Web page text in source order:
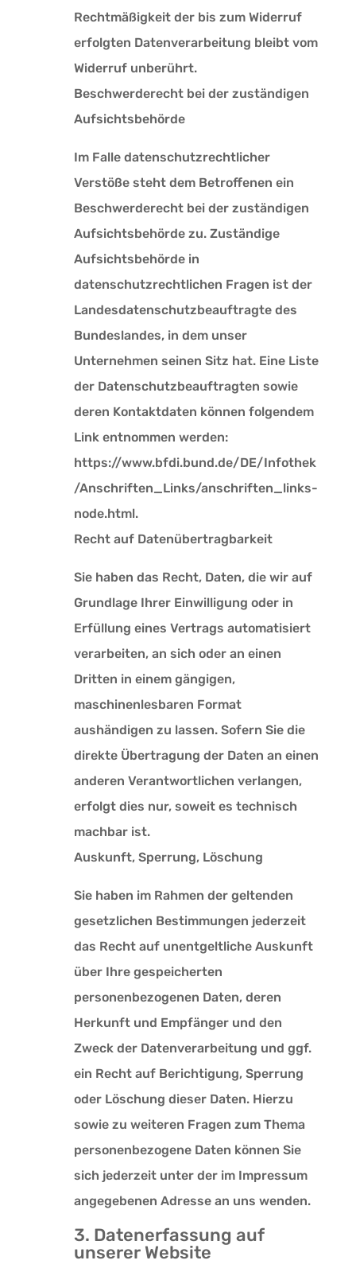
Rechtmäßigkeit der bis zum Widerruf
erfolgten Datenverarbeitung bleibt vom
Widerruf unberührt.
Beschwerderecht bei der zuständigen
Aufsichtsbehörde
Im Falle datenschutzrechtlicher
Verstöße steht dem Betroffenen ein
Beschwerderecht bei der zuständigen
Aufsichtsbehörde zu. Zuständige
Aufsichtsbehörde in
datenschutzrechtlichen Fragen ist der
Landesdatenschutzbeauftragte des
Bundeslandes, in dem unser
Unternehmen seinen Sitz hat. Eine Liste
der Datenschutzbeauftragten sowie
deren Kontaktdaten können folgendem
Link entnommen werden:
https://www.bfdi.bund.de/DE/Infothek
/Anschriften_Links/anschriften_links-
node.html.
Recht auf Datenübertragbarkeit
Sie haben das Recht, Daten, die wir auf
Grundlage Ihrer Einwilligung oder in
Erfüllung eines Vertrags automatisiert
verarbeiten, an sich oder an einen
Dritten in einem gängigen,
maschinenlesbaren Format
aushändigen zu lassen. Sofern Sie die
direkte Übertragung der Daten an einen
anderen Verantwortlichen verlangen,
erfolgt dies nur, soweit es technisch
machbar ist.
Auskunft, Sperrung, Löschung
Sie haben im Rahmen der geltenden
gesetzlichen Bestimmungen jederzeit
das Recht auf unentgeltliche Auskunft
über Ihre gespeicherten
personenbezogenen Daten, deren
Herkunft und Empfänger und den
Zweck der Datenverarbeitung und ggf.
ein Recht auf Berichtigung, Sperrung
oder Löschung dieser Daten. Hierzu
sowie zu weiteren Fragen zum Thema
personenbezogene Daten können Sie
sich jederzeit unter der im Impressum
angegebenen Adresse an uns wenden.
3. Datenerfassung auf
unserer Website